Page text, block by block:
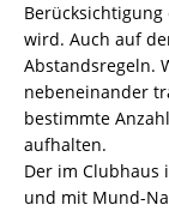
wird. Auch auf
Abstandsregeln.
nebeneinander
bestimmte
aufhalten.
Der im Clubhaus
und mit Mund-